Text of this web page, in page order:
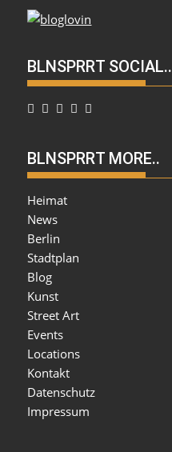
BLNSPRRT SOCIAL..
BLNSPRRT MORE..
Heimat
News
Berlin
Stadtplan
Blog
Kunst
Street Art
Events
Locations
Kontakt
Datenschutz
Impressum